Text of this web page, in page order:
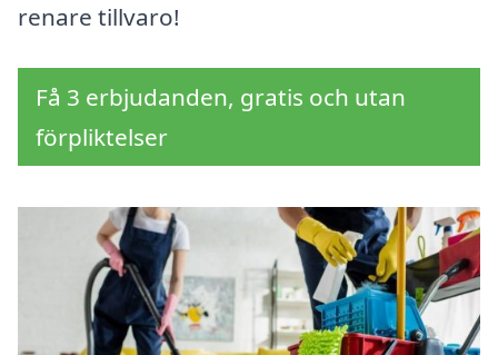
renare tillvaro!
Få 3 erbjudanden, gratis och utan
förpliktelser